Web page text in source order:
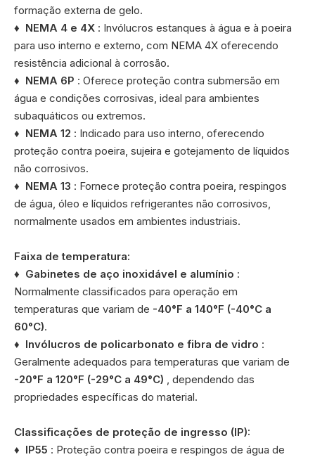
formação externa de gelo.
♦ NEMA 4 e 4X : Invólucros estanques à água e à poeira
para uso interno e externo, com NEMA 4X oferecendo
resistência adicional à corrosão.
♦ NEMA 6P : Oferece proteção contra submersão em
água e condições corrosivas, ideal para ambientes
subaquáticos ou extremos.
♦ NEMA 12 : Indicado para uso interno, oferecendo
proteção contra poeira, sujeira e gotejamento de líquidos
não corrosivos.
♦ NEMA 13 : Fornece proteção contra poeira, respingos
de água, óleo e líquidos refrigerantes não corrosivos,
normalmente usados ​​em ambientes industriais.
Faixa de temperatura:
♦ Gabinetes de aço inoxidável e alumínio :
Normalmente classificados para operação em
temperaturas que variam de -40°F a 140°F (-40°C a
60°C).
♦ Invólucros de policarbonato e fibra de vidro :
Geralmente adequados para temperaturas que variam de
-20°F a 120°F (-29°C a 49°C) , dependendo das
propriedades específicas do material.
Classificações de proteção de ingresso (IP):
♦ IP55 : Proteção contra poeira e respingos de água de